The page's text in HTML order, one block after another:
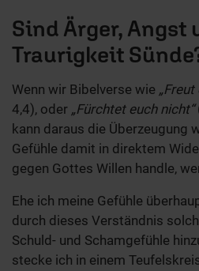
Sind Ärger, Angst
Traurigkeit
Wenn wir Bibelverse wie „Freut
4,4), oder „Fürchtet euch nicht“
kann daraus die Überzeugung
Gefühle damit in direktem
gegen Gottes Willen handle,
Ehe ich meine Gefühle
durch dieses Verständnis
Schuld- und Schamgefühle
stecke ich in einem